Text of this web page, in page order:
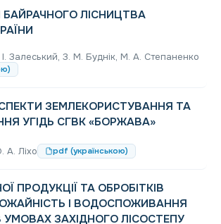
ЛІСНИЦТВА
Залеський, З. М. Буднік, М. А. Степаненко
ЗЕМЛЕКОРИСТУВАННЯ ТА
УГІДЬ СГВК «БОРЖАВА»
А. Ліхо pdf (українською)
ПРОДУКЦІЇ ТА ОБРОБІТКІВ
І ВОДОСПОЖИВАННЯ
ЗАХІДНОГО ЛІСОСТЕПУ